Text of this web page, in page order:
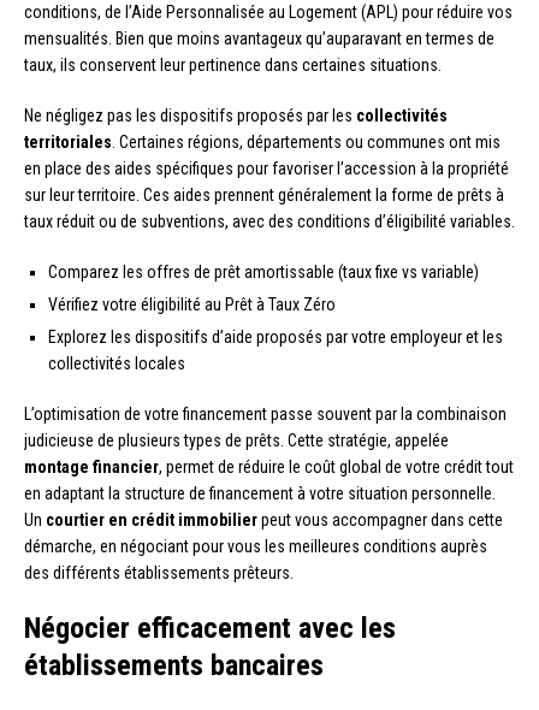
conditions, de l’Aide Personnalisée au Logement (APL) pour réduire vos
mensualités. Bien que moins avantageux qu’auparavant en termes de
taux, ils conservent leur pertinence dans certaines situations.
Ne négligez pas les dispositifs proposés par les collectivités
territoriales . Certaines régions, départements ou communes ont mis
en place des aides spécifiques pour favoriser l’accession à la propriété
sur leur territoire. Ces aides prennent généralement la forme de prêts à
taux réduit ou de subventions, avec des conditions d’éligibilité variables.
Comparez les offres de prêt amortissable (taux fixe vs variable)
Vérifiez votre éligibilité au Prêt à Taux Zéro
Explorez les dispositifs d’aide proposés par votre employeur et les
collectivités locales
L’optimisation de votre financement passe souvent par la combinaison
judicieuse de plusieurs types de prêts. Cette stratégie, appelée
montage financier, permet de réduire le coût global de votre crédit tout
en adaptant la structure de financement à votre situation personnelle.
Un courtier en crédit immobilierpeut vous accompagner dans cette
démarche, en négociant pour vous les meilleures conditions auprès
des différents établissements prêteurs.
Négocier efficacement avec les
établissements bancaires